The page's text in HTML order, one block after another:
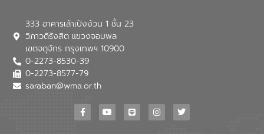
ใช้น้ำที่พุ่งสูงขึ้นจากการขยายตัวของ
การองค์การจัดการน้ำเสีย กล่าวถึงภารกิจ
เพื่อสนับสนุนการพัฒนาเมืองอย่างยั่งยืน
ขณะที่ นายบดินทร์ อุดล กรรมการผู้อำนวย
333 อาคารเล้าเป้งง้วน 1 ชั้น 23
วิภาวดีรังสิต แขวงจอมพล
เขตจตุจักร กรุงเทพฯ 10900
0-2273-8530-39
0-2273-8577-79
saraban@wma.or.th